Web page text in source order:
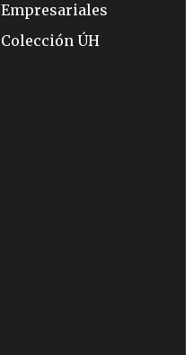
Empresariales
Colección ÚH